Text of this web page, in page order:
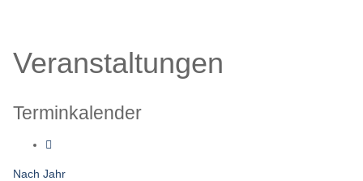
Veranstaltungen
Terminkalender
Nach Jahr